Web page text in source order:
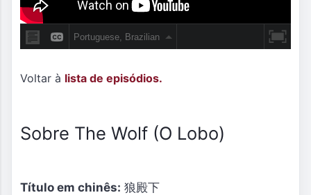
Voltar à lista de episódios.
Sobre The Wolf (O Lobo)
Título em chinês: 狼殿下